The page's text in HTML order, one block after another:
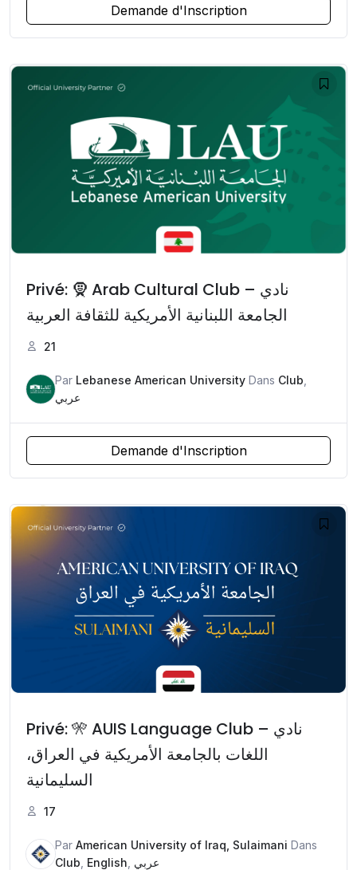
Demande d'Inscription
Privé: 🧕 Arab Cultural Club – نادي
الجامعة اللبنانية الأمريكية للثقافة العربية
21
Par Lebanese American University Dans Club
عربي
Demande d'Inscription
Privé: 🎌 AUIS Language Club – نادي
اللغات بالجامعة الأمريكية في العراق،
السليمانية
17
Par American University of Iraq, Sulaimani Dans
Club English عربي